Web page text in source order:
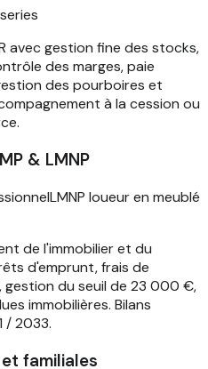
avec gestion fine des stocks,
des marges, paie
des pourboires et
à la cession ou
& LMNP
LMNP loueur en meublé
de l'immobilier et du
d'emprunt, frais de
gestion du seuil de 23 000 €,
immobilières. Bilans
/ 2033.
familiales